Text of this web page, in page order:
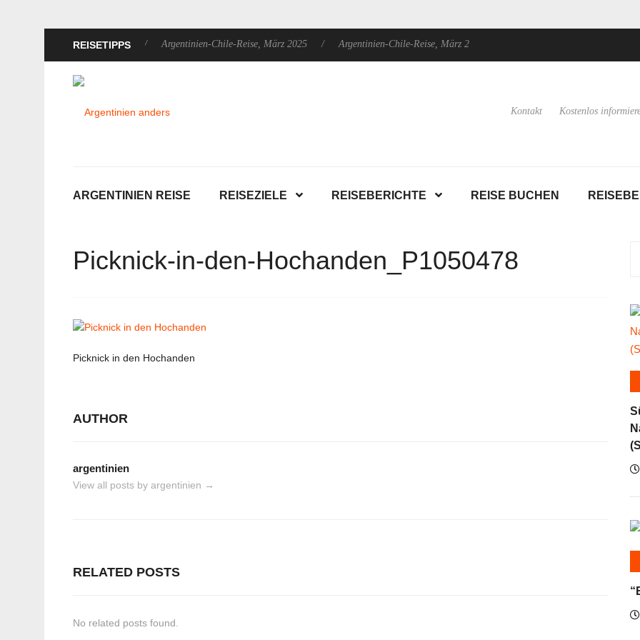
REISETIPPS
Dezember 2025 Argentinien-Chile-Reise, März 2025 Argentinien-Chile-Reise, März 2024
Kontakt Kostenlos
ARGENTINIEN REISE REISEZIELE REISEBERICHTE REISE BUCHEN
Picknick-in-den-Hochanden_P1050478
Picknick in den Hochanden
AUTHOR
argentinien
View all posts by argentinien →
RELATED POSTS
No related posts found.